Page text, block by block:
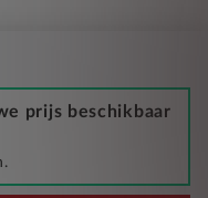
prijs beschikbaar